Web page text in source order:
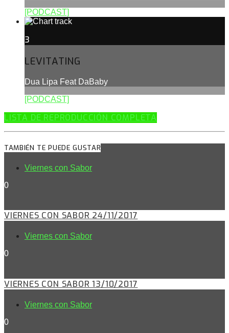
[PODCAST]
3
LEVITATING
Dua Lipa Feat DaBaby
[PODCAST]
LISTA DE REPRODUCCIÓN COMPLETA
TAMBIÉN TE PUEDE GUSTAR
Viernes con Sabor
0
VIERNES CON SABOR 24/11/2017
Viernes con Sabor
0
VIERNES CON SABOR 13/10/2017
Viernes con Sabor
0